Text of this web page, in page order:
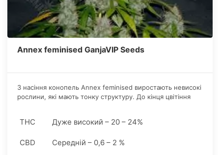
Annex feminised GanjaVIP Seeds
З насіння конопель Annex feminised виростають невисокі
рослини, які мають тонку структуру. До кінця цвітіння
THC Дуже високий – 20 – 24%
CBD Середній – 0,6 – 2 %